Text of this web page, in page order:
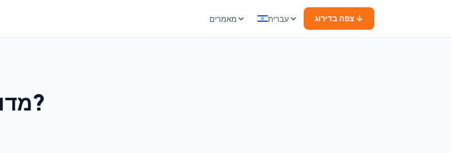
מאמרים עברית צפה בדירוג ↓
מדוע להשתמש במשווה?